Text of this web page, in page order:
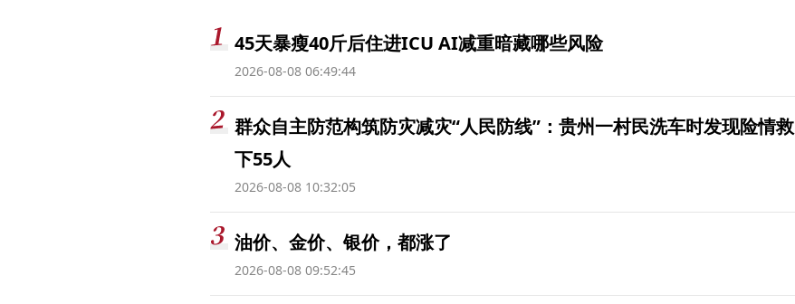
45天暴瘦40斤后住进ICU AI减重暗藏哪些风险
2026-08-08 06:49:44
群众自主防范构筑防灾减灾“人民防线”：贵州一村民洗车时发现险情救
下55人
2026-08-08 10:32:05
油价、金价、银价，都涨了
2026-08-08 09:52:45